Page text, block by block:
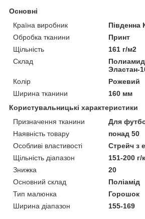
Основні
Країна виробник
Південна
Обробка тканини
Принт
Щільність
161 г/м2
Склад
Эластан-
Колір
Рожевий
Ширина тканини
160 мм
Користувальницькі характеристики
Призначення тканини
Для
Наявність товару
понад 50
Особливі властивості
Стрейч з
Щільність діапазон
151-200 г/
Знижка
20
Основний склад
Поліамід
Тип малюнка
Горошок
Ширина діапазон
155-169